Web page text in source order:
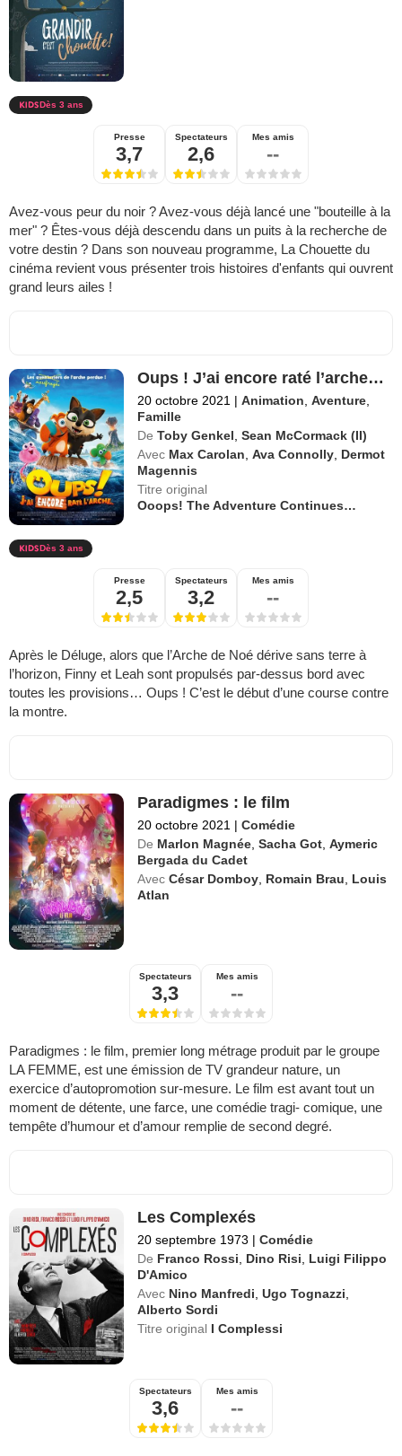
Dès 3 ans
Presse
3,7
Spectateurs
2,6
Mes amis
--
Avez-vous peur du noir ? Avez-vous déjà lancé une "bouteille à la
mer" ? Êtes-vous déjà descendu dans un puits à la recherche de
votre destin ? Dans son nouveau programme, La Chouette du
cinéma revient vous présenter trois histoires d'enfants qui ouvrent
grand leurs ailes !
Oups ! J’ai encore raté l’arche…
20 octobre 2021 | Animation ,Aventure
Famille
De Toby Genkel ,Sean McCormack (II)
Avec Max Carolan ,Ava Connolly Dermot
Magennis
Titre original
Ooops! The Adventure Continues…
Dès 3 ans
Presse
2,5
Spectateurs
3,2
Mes amis
--
Après le Déluge, alors que l’Arche de Noé­ dérive sans terre à
l’horizon, Finny et Leah sont propulsés par-dessus bord avec
toutes les provisions… Oups ! C’est le début d’une course contre
la montre.
Paradigmes : le film
20 octobre 2021 | Comédie
De Marlon Magnée ,Sacha Got ,Aymeric
Bergada du Cadet
Avec César Domboy Romain Brau
Louis
Atlan
Spectateurs
3,3
Mes amis
--
Paradigmes : le film, premier long métrage produit par le groupe
LA FEMME, est une émission de TV grandeur nature, un
exercice d’autopromotion sur-mesure. Le film est avant tout un
moment de détente, une farce, une comédie tragi- comique, une
tempête d’humour et d’amour remplie de second degré.
Les Complexés
20 septembre 1973 | Comédie
De Franco Rossi Dino Risi
Luigi Filippo
D'Amico
Avec Nino Manfredi ,Ugo Tognazzi
Alberto Sordi
Titre original I Complessi
Spectateurs
3,6
Mes amis
--